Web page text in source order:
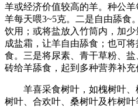
羊或经济价值较高的羊。种公
羊每天喂3~5克。二是自由舔食
饮用；或将盐放入竹筒内，加
成盐霜，让羊自由舔食；也可
食。三是将尿素、青干草粉、
砖给羊舔食，起到多种营养补充
羊喜采食树叶，如槐树叶、
树叶、合欢叶、桑树叶及柞树